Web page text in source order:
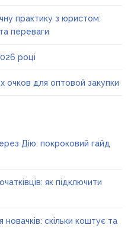
практику з юристом:
переваги
році
для оптовой закупки
Дію: покроковий гайд
як підключити
скільки коштує та